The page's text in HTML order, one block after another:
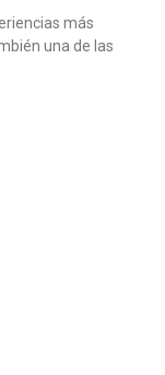
más
una de las